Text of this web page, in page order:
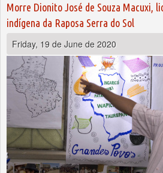
Morre Dionito José de Souza Macuxi,
indígena da Raposa Serra do Sol
Friday, 19 de June de 2020